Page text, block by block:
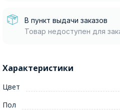
В пункт выдачи заказов
Товар недоступен для
Характеристики
Цвет
Пол